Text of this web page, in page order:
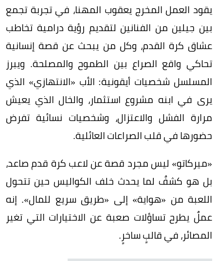
يقود العمل المخرج يعقوب المهنا، في تجربة تجمع
بين جيلين من الفنانين لتقديم رؤية درامية تخاطب
عشاق كرة القدم، وكل من يبحث عن قصة إنسانية
تحاكي واقع الصراع بين الطموح والمصلحة. ويبرز
المسلسل شخصيات أيقونية: الأب «الانتهازي» الذي
يرى في ابنه مشروع استثمار، والخال الذي يعيش
مرارة الفشل والاعتزال، وشخصيات نسائية تفرض
حضورها في قلب الصراعات العائلية.
«ميركاتو» ليس مجرد قصة عن لاعب كرة قدم صاعد،
بل هو كشفٌ لما يحدث خلف الكواليس حين تتحول
اللعبة من «هواية» إلى «طريق سريع للمال». إنه
عملٌ يطرح تساؤلات صعبة عن الاختيارات التي تغير
المصائر، في قالبٍ ساخرٍ.